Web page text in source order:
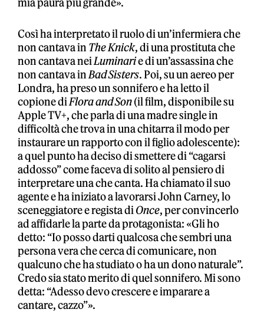
mia paura più grande».
Così ha interpretato il ruolo di un’infermiera che
non cantava in The Knick, di una prostituta che
non cantava neiLuminarie di un’assassina che
non cantava inBad Sisters. Poi, su un aereo per
Londra, ha preso un sonnifero e ha letto il
copione diFlora and Son(il film, disponibile su
Apple TV+, che parla di una madre single in
difficoltà che trova in una chitarra il modo per
instaurare un rapporto con il figlio adolescente):
a quel punto ha deciso di smettere di “cagarsi
addosso” come faceva di solito al pensiero di
interpretare una che canta. Ha chiamato il suo
agente e ha iniziato a lavorarsi John Carney, lo
sceneggiatore e regista diOnce, per convincerlo
ad affidarle la parte da protagonista: «Gli ho
detto: “Io posso darti qualcosa che sembri una
persona vera che cerca di comunicare, non
qualcuno che ha studiato o ha un dono naturale”.
Credo sia stato merito di quel sonnifero. Mi sono
detta: “Adesso devo crescere e imparare a
cantare, cazzo”».